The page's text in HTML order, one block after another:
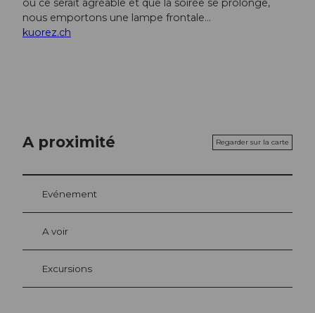
où ce serait agréable et que la soirée se prolonge,
nous emportons une lampe frontale...
kuorez.ch
A proximité Regarder sur la carte
Evénement
A voir
Excursions